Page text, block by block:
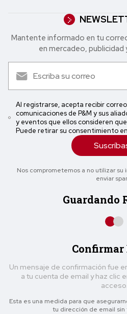
Mantente informado en tu
en mercadeo, publicidad
Al registrarse, acepta recibir
comunicaciones de P&M y sus
y eventos que ellos consideren
Puede retirar su consentimiento
Nos comprometemos a no utilizar
enviar
Guardando
Confirmar
Un mensaje de confirmación fue
a tu cuenta de email y haz clic
acceso.
Esta es una medida para que
tu dirección de email